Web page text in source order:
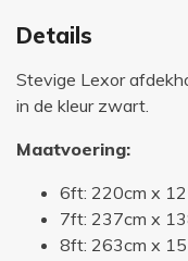
Details
Stevige Lexor
in de kleur zwart.
Maatvoering:
6ft: 220cm x
7ft: 237cm x
8ft: 263cm x